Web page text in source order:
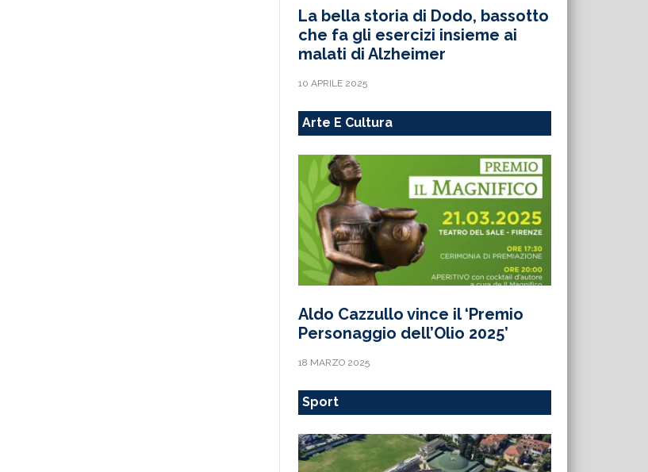
La bella storia di Dodo, bassotto
che fa gli esercizi insieme ai
malati di Alzheimer
10 APRILE 2025
Arte E Cultura
Aldo Cazzullo vince il ‘Premio
Personaggio dell’Olio 2025’
18 MARZO 2025
Sport